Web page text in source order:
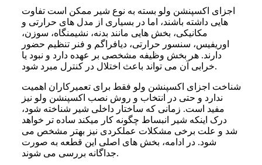
اجزای اکسپنشن ولو بسته به نوع شیر ممکن است تفاوت
هایی داشته باشند، اما در بسیاری از مدل های حرارتی و
مکانیکی، بخش هایی مانند بدنه، نشیمنگاه، سوزن،
اوریفیس، سنسور حرارتی، دیافراگم و فنر تنظیم حضور
دارند. هر بخش وظیفه مشخصی بر عهده دارد و نبود یا
خرابی آن می تواند باعث اختلال در کنترل مبرد شود.
شناخت اجزای اکسپنشن ولو فقط برای تعمیرکاران اهمیت
ندارد و حتی در انتخاب و روش نصب اکسپنشن ولو نیز
مفید است. زمانی که ساختار داخلی شیر شناخته شود،
درک اینکه شیر انبساط چگونه کار میکند ساده تر خواهد
شد و علت برخی مشکلات عملکردی نیز بهتر مشخص می
شود. در ادامه، بخش های اصلی این قطعه به صورت
جداگانه بررسی می شوند.